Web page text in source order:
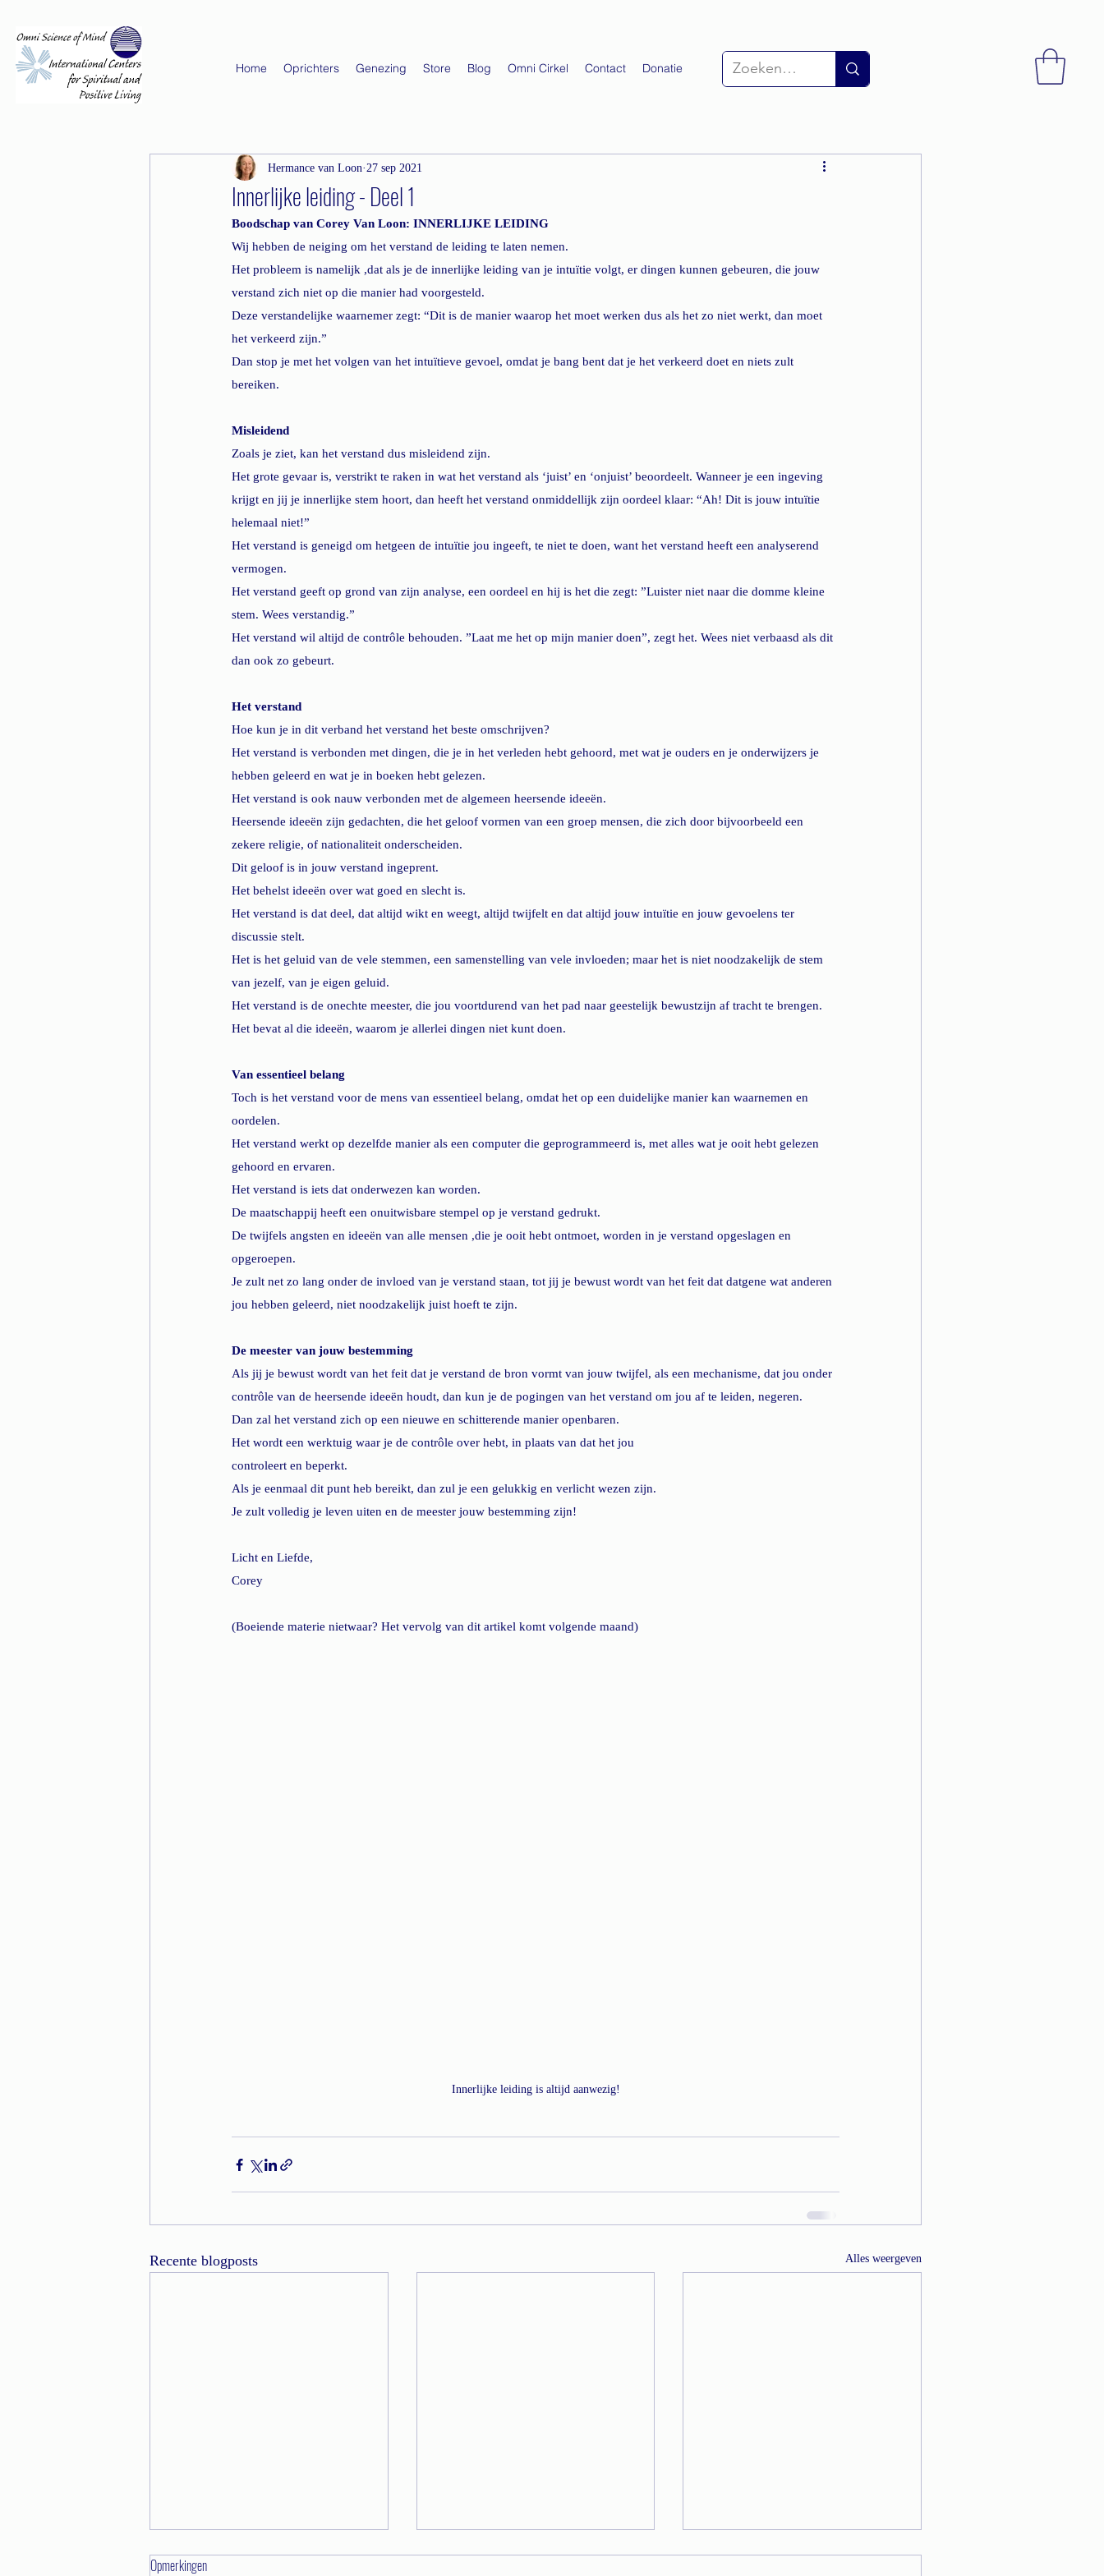
Home Oprichters Genezing Store Blog Omni Cirkel Contact Donatie
Innerlijke leiding - Deel 1
Hermance van Loon 27 sep 2021
Boodschap van Corey Van Loon: INNERLIJKE LEIDING
Wij hebben de neiging om het verstand de leiding te laten nemen.
Het probleem is namelijk ,dat als je de innerlijke leiding van je intuïtie volgt, er dingen kunnen gebeuren, die jouw
verstand zich niet op die manier had voorgesteld.
Deze verstandelijke waarnemer zegt: “Dit is de manier waarop het moet werken dus als het zo niet werkt, dan moet
het verkeerd zijn.”
Dan stop je met het volgen van het intuïtieve gevoel, omdat je bang bent dat je het verkeerd doet en niets zult
bereiken.
Misleidend
Zoals je ziet, kan het verstand dus misleidend zijn.
Het grote gevaar is, verstrikt te raken in wat het verstand als ‘juist’ en ‘onjuist’ beoordeelt. Wanneer je een ingeving
krijgt en jij je innerlijke stem hoort, dan heeft het verstand onmiddellijk zijn oordeel klaar: “Ah! Dit is jouw intuïtie
helemaal niet!”
Het verstand is geneigd om hetgeen de intuïtie jou ingeeft, te niet te doen, want het verstand heeft een analyserend
vermogen.
Het verstand geeft op grond van zijn analyse, een oordeel en hij is het die zegt: ”Luister niet naar die domme kleine
stem. Wees verstandig.”
Het verstand wil altijd de contrôle behouden. ”Laat me het op mijn manier doen”, zegt het. Wees niet verbaasd als dit
dan ook zo gebeurt.
Het verstand
Hoe kun je in dit verband het verstand het beste omschrijven?
Het verstand is verbonden met dingen, die je in het verleden hebt gehoord, met wat je ouders en je onderwijzers je
hebben geleerd en wat je in boeken hebt gelezen.
Het verstand is ook nauw verbonden met de algemeen heersende ideeën.
Heersende ideeën zijn gedachten, die het geloof vormen van een groep mensen, die zich door bijvoorbeeld een
zekere religie, of nationaliteit onderscheiden.
Dit geloof is in jouw verstand ingeprent.
Het behelst ideeën over wat goed en slecht is.
Het verstand is dat deel, dat altijd wikt en weegt, altijd twijfelt en dat altijd jouw intuïtie en jouw gevoelens ter
discussie stelt.
Het is het geluid van de vele stemmen, een samenstelling van vele invloeden; maar het is niet noodzakelijk de stem
van jezelf, van je eigen geluid.
Het verstand is de onechte meester, die jou voortdurend van het pad naar geestelijk bewustzijn af tracht te brengen.
Het bevat al die ideeën, waarom je allerlei dingen niet kunt doen.
Van essentieel belang
Toch is het verstand voor de mens van essentieel belang, omdat het op een duidelijke manier kan waarnemen en
oordelen.
Het verstand werkt op dezelfde manier als een computer die geprogrammeerd is, met alles wat je ooit hebt gelezen
gehoord en ervaren.
Het verstand is iets dat onderwezen kan worden.
De maatschappij heeft een onuitwisbare stempel op je verstand gedrukt.
De twijfels angsten en ideeën van alle mensen ,die je ooit hebt ontmoet, worden in je verstand opgeslagen en
opgeroepen.
Je zult net zo lang onder de invloed van je verstand staan, tot jij je bewust wordt van het feit dat datgene wat anderen
jou hebben geleerd, niet noodzakelijk juist hoeft te zijn.
De meester van jouw bestemming
Als jij je bewust wordt van het feit dat je verstand de bron vormt van jouw twijfel, als een mechanisme, dat jou onder
contrôle van de heersende ideeën houdt, dan kun je de pogingen van het verstand om jou af te leiden, negeren.
Dan zal het verstand zich op een nieuwe en schitterende manier openbaren.
Het wordt een werktuig waar je de contrôle over hebt, in plaats van dat het jou
controleert en beperkt.
Als je eenmaal dit punt heb bereikt, dan zul je een gelukkig en verlicht wezen zijn.
Je zult volledig je leven uiten en de meester jouw bestemming zijn!
Licht en Liefde,
Corey
(Boeiende materie nietwaar? Het vervolg van dit artikel komt volgende maand)
Innerlijke leiding is altijd aanwezig!
Recente blogposts Alles weergeven
Opmerkingen